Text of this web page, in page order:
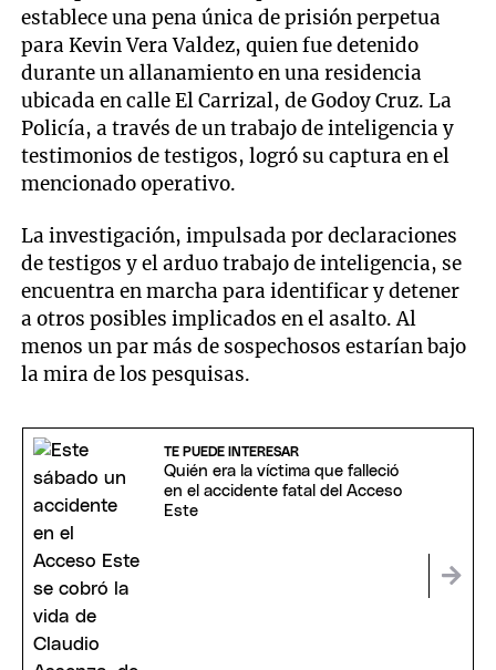
establece una pena única de prisión perpetua
para Kevin Vera Valdez, quien fue detenido
durante un allanamiento en una residencia
ubicada en calle El Carrizal, de Godoy Cruz. La
Policía, a través de un trabajo de inteligencia y
testimonios de testigos, logró su captura en el
mencionado operativo.
La investigación, impulsada por declaraciones
de testigos y el arduo trabajo de inteligencia, se
encuentra en marcha para identificar y detener
a otros posibles implicados en el asalto. Al
menos un par más de sospechosos estarían bajo
la mira de los pesquisas.
TE PUEDE INTERESAR
Quién era la víctima que falleció
en el accidente fatal del Acceso
Este